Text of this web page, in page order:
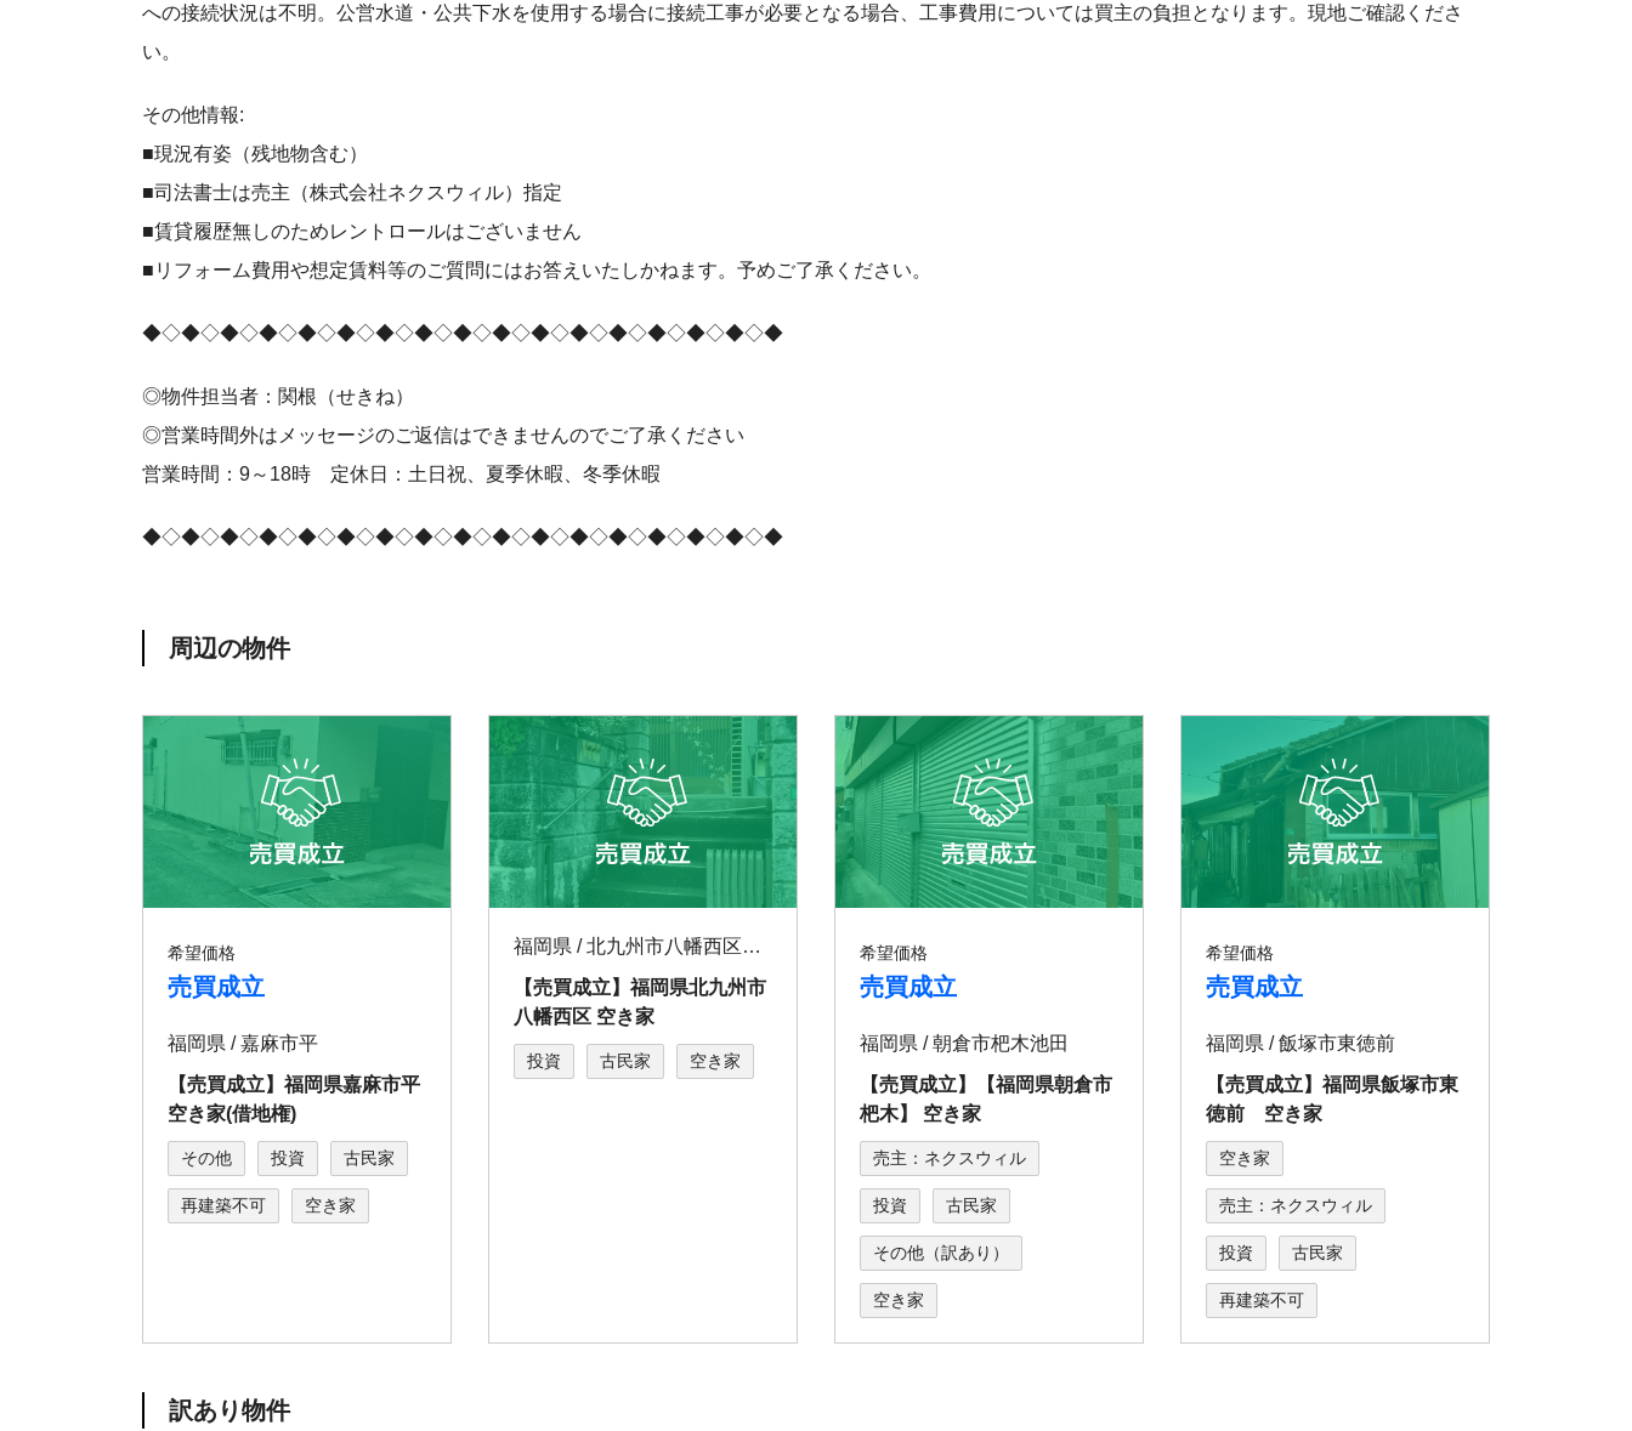
への接続状況は不明。公営⽔道・公共下⽔を使⽤する場合に接続⼯事が必要となる場合、⼯事費⽤については買主の負担となります。現地ご確認くださ
い。
その他情報:
■現況有姿（残地物含む）
■司法書士は売主（株式会社ネクスウィル）指定
■賃貸履歴無しのためレントロールはございません
■リフォーム費用や想定賃料等のご質問にはお答えいたしかねます。予めご了承ください。
◆◇◆◇◆◇◆◇◆◇◆◇◆◇◆◇◆◇◆◇◆◇◆◇◆◇◆◇◆◇◆◇◆
◎物件担当者：関根（せきね）
◎営業時間外はメッセージのご返信はできませんのでご了承ください
営業時間：9～18時 定休日：土日祝、夏季休暇、冬季休暇
◆◇◆◇◆◇◆◇◆◇◆◇◆◇◆◇◆◇◆◇◆◇◆◇◆◇◆◇◆◇◆◇◆
周辺の物件
希望価格
売買成立
福岡県 / 嘉麻市平
【売買成立】福岡県嘉麻市平
空き家(借地権)
その他 投資 古民家
再建築不可 空き家
福岡県 / 北九州市八幡西区美原町
【売買成立】福岡県北九州市
八幡⻄区 空き家
投資 古民家 空き家
希望価格
売買成立
福岡県 / 朝倉市杷⽊池⽥
【売買成立】【福岡県朝倉市
杷⽊】 空き家
売主：ネクスウィル
投資 古民家
その他（訳あり）
空き家
希望価格
売買成立
福岡県 / 飯塚市東徳前
【売買成立】福岡県飯塚市東
徳前 空き家
空き家
売主：ネクスウィル
投資 古民家
再建築不可
訳あり物件